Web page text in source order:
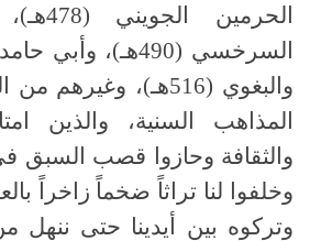
والبغوي (516هـ)،
المذاهب السنية، والذين
والثقافة وحازوا قصب السبق
وخلفوا لنا تراثاً ضخماً زاخراً
وتركوه بين أيدينا حتى ننهل